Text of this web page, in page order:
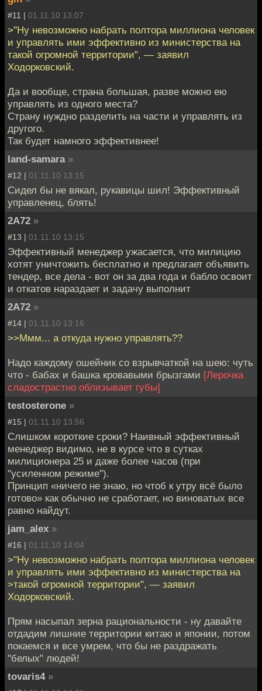
#11 | 01.11.10 13:07
>"Ну невозможно набрать полтора миллиона человек
и управлять ими эффективно из министерства на
такой огромной территории", — заявил
Ходорковский.
Да и вообще, страна большая, разве можно ею
управлять из одного места?
Страну нуждно разделить на части и управлять из
другого.
Так будет намного эффективнее!
land-samara »
#12 | 01.11.10 13:15
Сидел бы не вякал, рукавицы шил! Эффективный
управленец, блять!
2A72 »
#13 | 01.11.10 13:15
Эффективный менеджер ужасается, что милицию
хотят уничтожить бесплатно и предлагает объявить
тендер, все дела - вот он за два года и бабло освоит
и откатов нараздает и задачу выполнит
2A72 »
#14 | 01.11.10 13:16
>>Ммм... а откуда нужно управлять??
Надо каждому ошейник со взрывчаткой на шею: чуть
что - бабах и башка кровавыми брызгами [Лерочка
сладострастно облизывает губы]
testosterone »
#15 | 01.11.10 13:56
Слишком короткие сроки? Наивный эффективный
менеджер видимо, не в курсе что в сутках
милиционера 25 и даже более часов (при
"усиленном режиме").
Принцип «ничего не знаю, но чтоб к утру всё было
готово» как обычно не сработает, но виноватых все
равно найдут.
jam_alex »
#16 | 01.11.10 14:04
>"Ну невозможно набрать полтора миллиона человек
и управлять ими эффективно из министерства на
>такой огромной территории", — заявил
Ходорковский.
Прям насыпал зерна рациональности - ну давайте
отдадим лишние территории китаю и японии, потом
покаемся и все умрем, что бы не раздражать
"белых" людей!
tovaris4 »